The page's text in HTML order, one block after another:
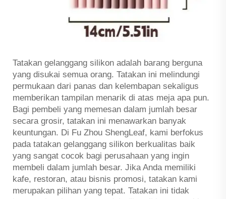
Tatakan gelanggang silikon adalah barang berguna
yang disukai semua orang. Tatakan ini melindungi
permukaan dari panas dan kelembapan sekaligus
memberikan tampilan menarik di atas meja apa pun.
Bagi pembeli yang memesan dalam jumlah besar
secara grosir, tatakan ini menawarkan banyak
keuntungan. Di Fu Zhou ShengLeaf, kami berfokus
pada tatakan gelanggang silikon berkualitas baik
yang sangat cocok bagi perusahaan yang ingin
membeli dalam jumlah besar. Jika Anda memiliki
kafe, restoran, atau bisnis promosi, tatakan kami
merupakan pilihan yang tepat. Tatakan ini tidak